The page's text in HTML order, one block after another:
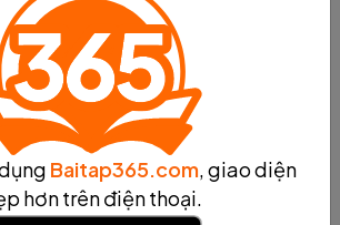
là một enzyme quan trọng trong
Nó được hình thành từ prothrombin
phản ứng enzymatic. Thrombin
đổi fibrinogen thành fibrin mà còn kích
như factor XIII để củng cố mạng
là một enzyme có tác dụng làm cho
trở nên cứng và chắc chắn hơn.
Baitap365.com, giao diện
hơn trên điện thoại.